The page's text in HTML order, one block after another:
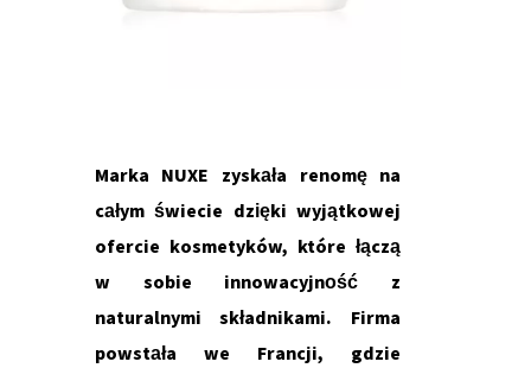
Marka NUXE zyskała renomę na
całym świecie dzięki wyjątkowej
ofercie kosmetyków, które łączą
w sobie innowacyjność z
naturalnymi składnikami. Firma
powstała we Francji, gdzie